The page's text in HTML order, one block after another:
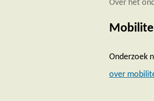
Over het
Onderzoek
over